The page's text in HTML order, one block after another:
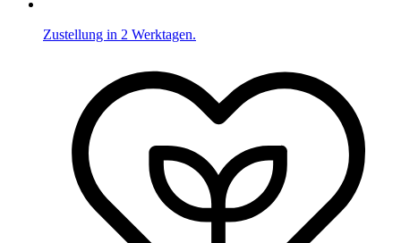
Zustellung in 2 Werktagen.